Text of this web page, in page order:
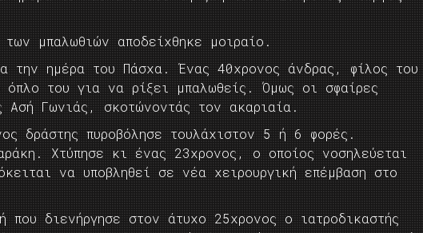
μπαλωθιών αποδείχθηκε μοιραίο.
την ημέρα του Πάσχα. Ένας 40χρονος άνδρας, φίλος του
του για να ρίξει μπαλωθείς. Όμως οι σφαίρες
Ασή Γωνιάς, σκοτώνοντάς τον ακαριαία.
δράστης πυροβόλησε τουλάχιστον 5 ή 6 φορές.
Χτύπησε κι ένας 23χρονος, ο οποίος νοσηλεύεται
να υποβληθεί σε νέα χειρουργική επέμβαση στο
που διενήργησε στον άτυχο 25χρονος ο ιατροδικαστής